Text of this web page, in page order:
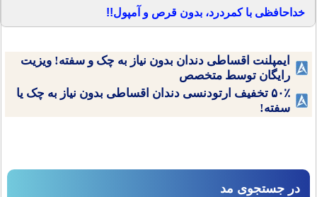
خداحافظی با کمردرد، بدون قرص و آمپول!!
ایمپلنت اقساطی دندان بدون نیاز به چک و سفته! ویزیت
رایگان توسط متخصص
۵۰٪ تخفیف ارتودنسی دندان اقساطی بدون نیاز به چک یا
سفته!
در جستجوی مد